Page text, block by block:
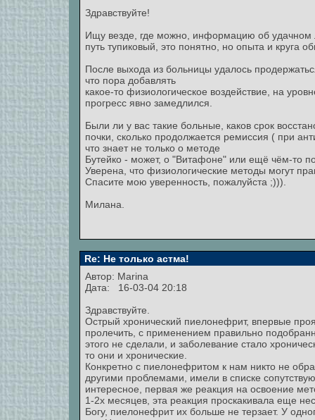
Здравствуйте!
Ищу везде, где можно, информацию об удачном
путь тупиковый, это понятно, но опыта и
После выхода из больницы удалось
что пора добавлять
какое-то физиологическое воздействие, на
прогресс явно замедлился.
Были ли у вас такие больные, каков срок
почки, сколько продолжается ремиссия ( при
что знает не только о методе
Бутейко - может, о "Витафоне" или ещё чём-то
Уверена, что физиологические методы могут
Спасите мою уверенность, пожалуйста ;))).
Милана.
Re: Не только астма!
Автор: Marina
Дата: 16-03-04 20:18
Здравствуйте.
Острый хронический пиелонефрит, впервые
пролечить, с применением правильно
этого не сделали, и заболевание стало
то они и хронические.
Конкретно с пиелонефритом к нам никто не
другими проблемами, имели в списке
интересное, первая же реакция на освоение
1-2х месяцев, эта реакция проскакивала еще
Богу, пиелонефрит их больше не терзает. У